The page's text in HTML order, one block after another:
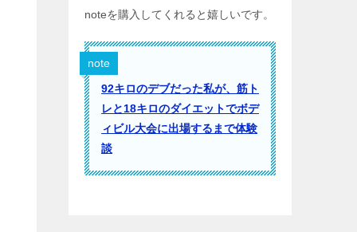
noteを購入してくれると嬉しいです。
note
92キロのデブだった私が、筋ト
レと18キロのダイエットでボデ
ィビル大会に出場するまで体験
談